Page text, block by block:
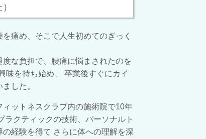
痛め、そこで人生初めてのぎっく
な負担で、腰痛に悩まされたのを
味を持ち始め、 卒業後すぐにカイ
した。
ットネスクラブ内の施術院で10年
クティックの技術、パーソナルト
経験を得て さらに体への理解を深